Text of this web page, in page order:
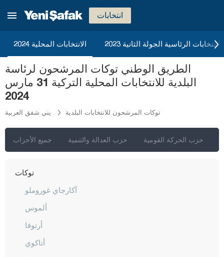
انتخابات
الانتخابات المحلية 2024 2023 الانتخابات الرئاسية الجولة الثانية
الطريق الوطني توكات المرشحون لرئاسة
البلدية للانتخابات المحلية التركية 31 مارس
2024
يني شفق العربية توكات المرشحون للانتخابات البلدية
جميع الأحزاب حزب العدالة والتنمية حزب الحركة القومية
ريزا
صامسون
شانلي أورفا
سيرت
سينوب
شرناق
تكيرداغ
توكات
آكارجاي غوروملو
ألموس
أرتوفا
أتاكوي